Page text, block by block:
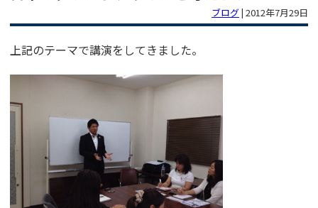
ブログ | 2012年7月29日
上記のテーマで講演をしてきました。